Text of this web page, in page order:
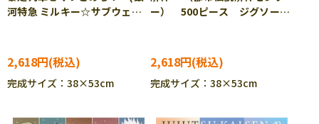
河特急 ミルキー☆サブウェ
2,618円
完成サイズ：38×53cm
ー） 500ピース ジグソーパ
2,618円
完成サイズ：38×53cm